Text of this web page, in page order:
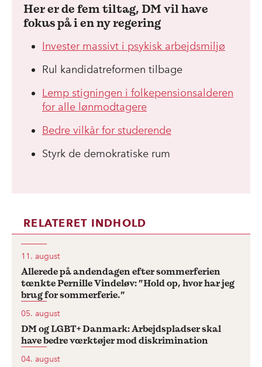
Her er de fem tiltag, DM vil have
fokus på i en ny regering
Invester massivt i psykisk arbejdsmiljø
Rul kandidatreformen tilbage
Lemp stigningen i folkepensionsalderen
for alle lønmodtagere
Bedre vilkår for studerende
Styrk de demokratiske rum
RELATERET INDHOLD
11. august
Allerede på andendagen efter sommerferien
tænkte Pernille Vindeløv: ”Hold op, hvor har jeg
brug for sommerferie.”
05. august
DM og LGBT+ Danmark: Arbejdspladser skal
have bedre værktøjer mod diskrimination
04. august